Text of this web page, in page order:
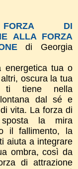
DI
ALLA FORZA
di Georgia
energetica tua o
oscura la tua
ti tiene nella
dal sé e
vita. La forza di
sposta la mira
il fallimento, la
aiuta a integrare
ombra, così da
di attrazione